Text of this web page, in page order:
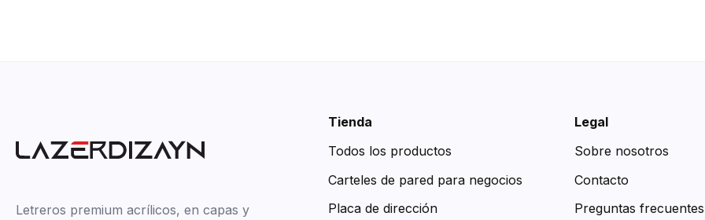
Letreros premium acrílicos, en capas y
Tienda
Todos los productos
Carteles de pared para negocios
Placa de dirección
Legal
Sobre nosotros
Contacto
Preguntas frecuentes